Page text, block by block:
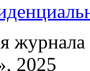
2025